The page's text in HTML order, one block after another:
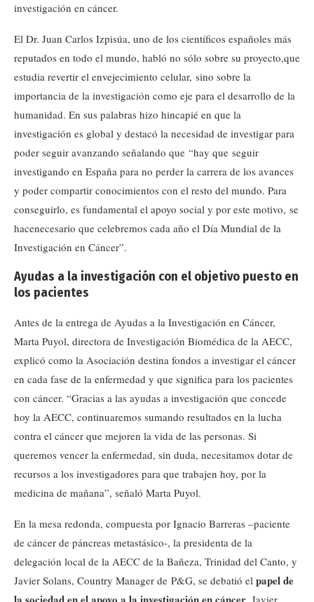
investigación en cáncer.
El Dr. Juan Carlos Izpisúa, uno de los científicos españoles más
reputados en todo el mundo, habló no sólo sobre su proyecto,que
estudia revertir el envejecimiento celular, sino sobre la
importancia de la investigación como eje para el desarrollo de la
humanidad. En sus palabras hizo hincapié en que la
investigación es global y destacó la necesidad de investigar para
poder seguir avanzando señalando que “hay que seguir
investigando en España para no perder la carrera de los avances
y poder compartir conocimientos con el resto del mundo. Para
conseguirlo, es fundamental el apoyo social y por este motivo, se
hacenecesario que celebremos cada año el Día Mundial de la
Investigación en Cáncer”.
Ayudas a la investigación con el objetivo puesto en
los pacientes
Antes de la entrega de Ayudas a la Investigación en Cáncer,
Marta Puyol, directora de Investigación Biomédica de la AECC,
explicó como la Asociación destina fondos a investigar el cáncer
en cada fase de la enfermedad y que significa para los pacientes
con cáncer. “Gracias a las ayudas a investigación que concede
hoy la AECC, continuaremos sumando resultados en la lucha
contra el cáncer que mejoren la vida de las personas. Si
queremos vencer la enfermedad, sin duda, necesitamos dotar de
recursos a los investigadores para que trabajen hoy, por la
medicina de mañana”, señaló Marta Puyol.
En la mesa redonda, compuesta por Ignacio Barreras –paciente
de cáncer de páncreas metastásico-, la presidenta de la
delegación local de la AECC de la Bañeza, Trinidad del Canto, y
Javier Solans, Country Manager de P&G, se debatió el papel de